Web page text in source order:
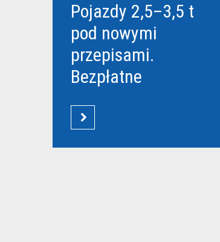
Pojazdy 2,5–3,5 t
pod nowymi
przepisami.
Bezpłatne
DBK dla
przewoźników
CZYTAJ WIĘCEJ